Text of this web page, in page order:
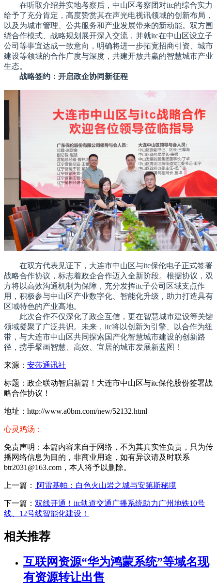
在听取介绍并实地考察后，中山区考察团对itc的综合实力
给予了充分肯定，高度赞赏其在声光电视讯领域的创新布局，
以及为城市管理、公共服务和产业发展带来的新动能。双方围
绕合作模式、战略规划展开深入交流，并就itc在中山区设立子
公司等事宜达成一致意向，明确将进一步拓宽招商引资、城市
建设等领域的合作广度与深度，共建开放共赢的智慧城市产业
生态。
战略签约：开启政企协同新征程
在双方代表见证下，大连市中山区与itc保伦电子正式签署
战略合作协议，标志着政企合作迈入全新阶段。根据协议，双
方将以高效沟通机制为保障，充分发挥itc子公司区域支点作
用，积极参与中山区产业数字化、智能化升级，助力打造具有
区域特色的产业高地。
此次合作不仅深化了政企互信，更在智慧城市建设等关键
领域凝聚了广泛共识。未来，itc将以创新为引擎、以合作为纽
带，与大连市中山区共同探索国产化智慧城市建设的创新路
径，携手擘画智慧、高效、宜居的城市发展新蓝图！
来源： 安莎通讯社
标题：政企联动智启新篇！大连市中山区与itc保伦股份签署战
略合作协议！
地址：http://www.a0bm.com/new/52132.html
心灵鸡汤：
免责声明：本篇内容来自于网络，不为其真实性负责，只为传
播网络信息为目的，非商业用途，如有异议请及时联系
btr2031@163.com，本人将予以删除。
上一篇： 阿雷基帕：白色火山岩之城与安第斯秘境
下一篇： 双线开通！itc轨道交通广播系统助力广州地铁10号
线、12号线智能化建设！
相关推荐
互联网资源“华为鸿蒙系统”等域名现
有资源转让出售